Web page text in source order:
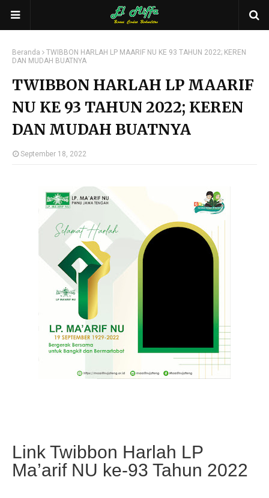
Beranda
TWIBBON HARLAH LP MAARIF NU KE 93 TAHUN 2022; KEREN
DAN MUDAH BUATNYA
TWIBBON HARLAH LP MAARIF
NU KE 93 TAHUN 2022; KEREN
DAN MUDAH BUATNYA
September 18, 2022
Link Twibbon Harlah LP
Ma’arif NU ke-93 Tahun 2022